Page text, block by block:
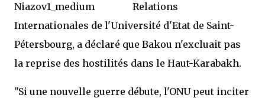
Relations
Internationales de l'Université d'Etat de Saint-
Pétersbourg, a déclaré que Bakou n'excluait pas
la reprise des hostilités dans le Haut-Karabakh.
"Si une nouvelle guerre débute, l'ONU peut inciter